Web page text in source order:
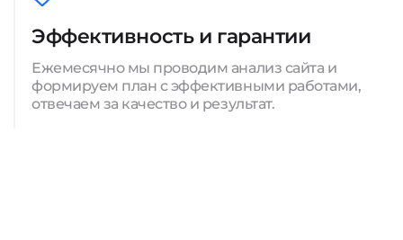
Эффективность и гарантии
Ежемесячно мы проводим анализ сайта и
формируем план с эффективными работами,
отвечаем за качество и результат.